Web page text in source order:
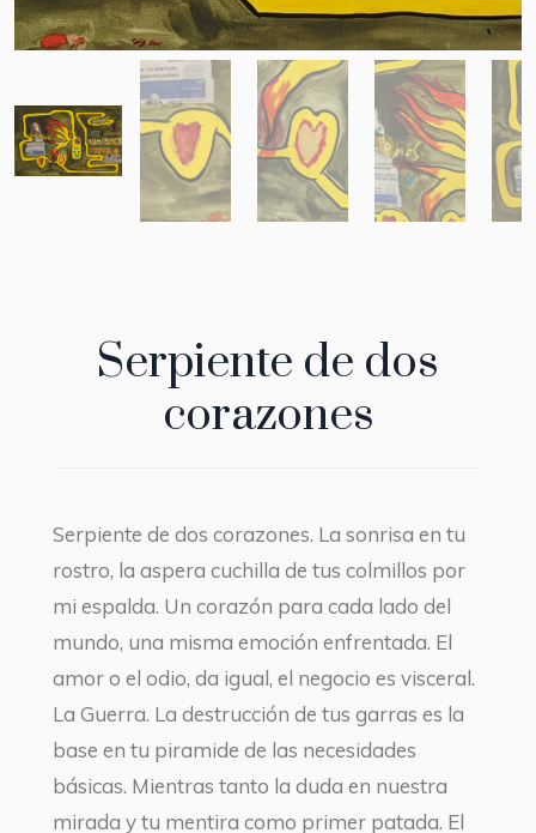
Serpiente de dos
corazones
Serpiente de dos corazones. La sonrisa en tu
rostro, la aspera cuchilla de tus colmillos por
mi espalda. Un corazón para cada lado del
mundo, una misma emoción enfrentada. El
amor o el odio, da igual, el negocio es visceral.
La Guerra. La destrucción de tus garras es la
base en tu piramide de las necesidades
básicas. Mientras tanto la duda en nuestra
mirada y tu mentira como primer patada. El